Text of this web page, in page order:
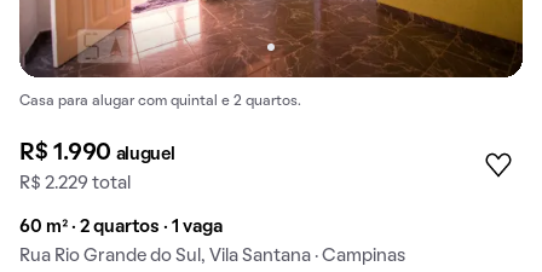
Casa para alugar com quintal e 2 quartos.
R$ 1.990 aluguel
R$ 2.229 total
60 m² · 2 quartos · 1 vaga
Rua Rio Grande do Sul, Vila Santana · Campinas